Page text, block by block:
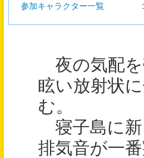
参加キャラクター一覧
夜の気配を
眩い放射状
む。
寝子島に新
排気音が一